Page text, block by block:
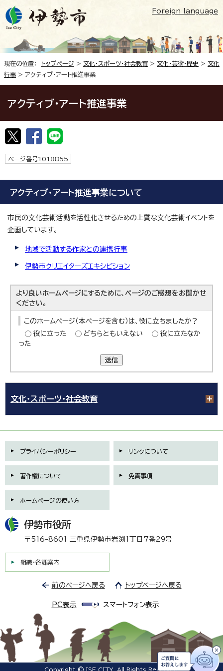
Foreign language
現在の位置： トップページ > 文化・スポーツ・社会教育 > 文化・芸術・歴史 > 文化
行事 > アクティブ・アート推進事業
アクティブ・アート推進事業
ページ番号1018855
アクティブ・アート推進事業について
市民の文化芸術活動を活性化させるための上質な文化芸術イベントを
企画しています。
地域で活動する作家との連携行事
伊勢市クリエイターズエキシビション
より良いホームページにするために、ページのご感想をお聞かせ
ください。
このホームページ（本ページを含む）は、役に立ちましたか？
役に立った
どちらともいえない
役に立たなか
った
送信
文化・スポーツ・社会教育
プライバシーポリシー リンクについて
著作権について 免責事項
ホームページの使い方
伊勢市役所
〒516-8601 三重県伊勢市岩渕1丁目7番29号
組織・各課案内
前のページへ戻る トップページへ戻る
PC表示 スマートフォン表示
Copyright © ISE CITY. All Rights Reserved.